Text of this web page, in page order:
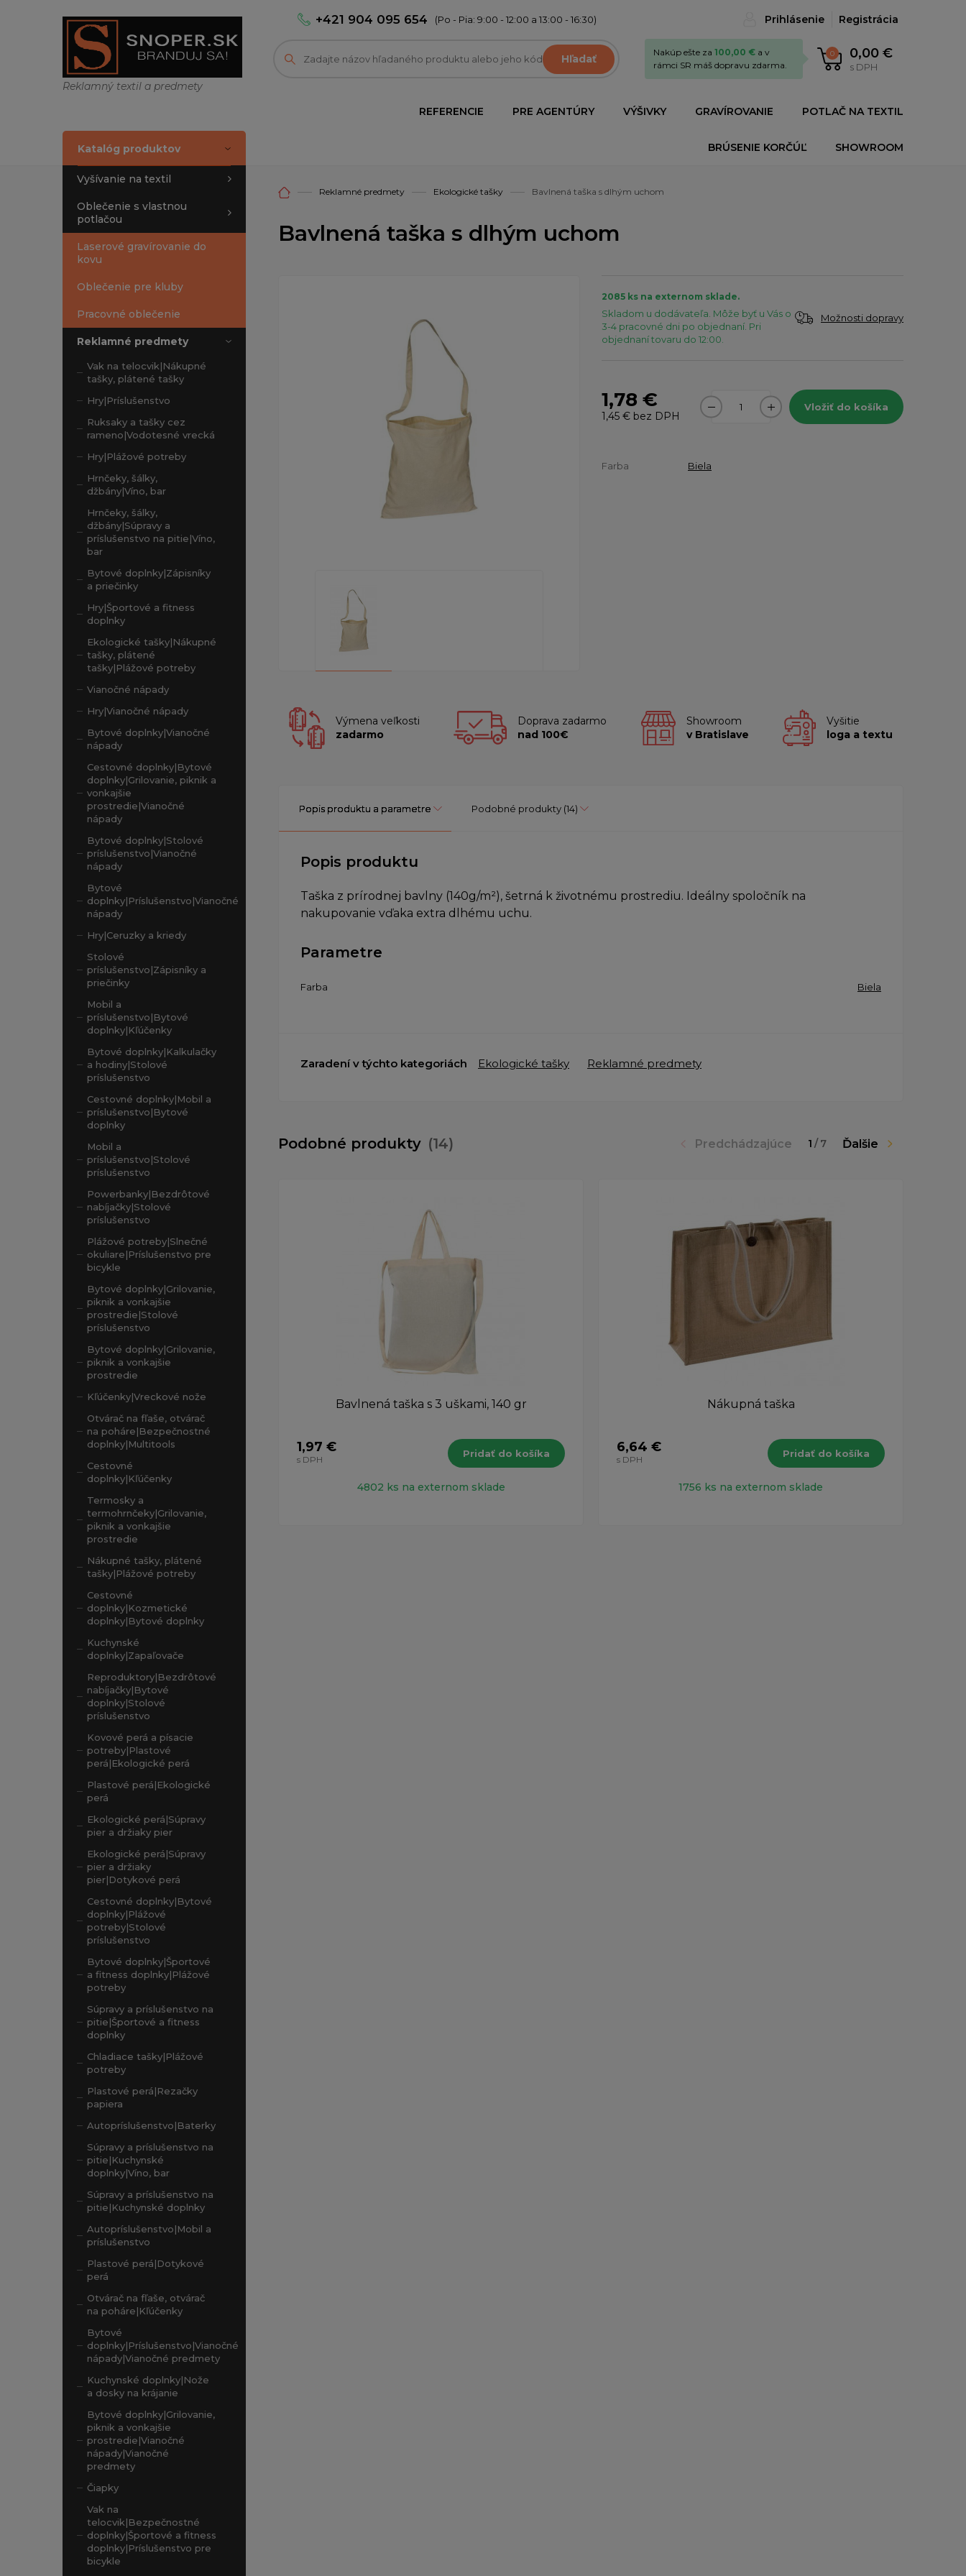
Reklamný textil a predmety
+421 904 095 654 (Po - Pia: 9:00 - 12:00 a 13:00 - 16:30) Prihlásenie Registrácia
Hľadať 0 0,00 €
s DPH
Nakúp ešte za 100,00 € a v
rámci SR máš dopravu zdarma.
REFERENCIE PRE AGENTÚRY VÝŠIVKY GRAVÍROVANIE POTLAČ NA TEXTIL
BRÚSENIE KORČÚĽ SHOWROOM
Katalóg produktov
Vyšívanie na textil
Oblečenie s vlastnou
potlačou
Laserové gravírovanie do
kovu
Oblečenie pre kluby
Pracovné oblečenie
Reklamné predmety
Vak na telocvik|Nákupné
tašky, plátené tašky
Hry|Príslušenstvo
Ruksaky a tašky cez
rameno|Vodotesné vrecká
Hry|Plážové potreby
Hrnčeky, šálky,
džbány|Víno, bar
Hrnčeky, šálky,
džbány|Súpravy a
príslušenstvo na pitie|Víno,
bar
Bytové doplnky|Zápisníky
a priečinky
Hry|Športové a fitness
doplnky
Ekologické tašky|Nákupné
tašky, plátené
tašky|Plážové potreby
Vianočné nápady
Hry|Vianočné nápady
Bytové doplnky|Vianočné
nápady
Cestovné doplnky|Bytové
doplnky|Grilovanie, piknik a
vonkajšie
prostredie|Vianočné
nápady
Bytové doplnky|Stolové
príslušenstvo|Vianočné
nápady
Bytové
doplnky|Príslušenstvo|Vianočné
nápady
Hry|Ceruzky a kriedy
Stolové
príslušenstvo|Zápisníky a
priečinky
Mobil a
príslušenstvo|Bytové
doplnky|Kľúčenky
Bytové doplnky|Kalkulačky
a hodiny|Stolové
príslušenstvo
Cestovné doplnky|Mobil a
príslušenstvo|Bytové
doplnky
Mobil a
príslušenstvo|Stolové
príslušenstvo
Powerbanky|Bezdrôtové
nabíjačky|Stolové
príslušenstvo
Plážové potreby|Slnečné
okuliare|Príslušenstvo pre
bicykle
Bytové doplnky|Grilovanie,
piknik a vonkajšie
prostredie|Stolové
príslušenstvo
Bytové doplnky|Grilovanie,
piknik a vonkajšie
prostredie
Kľúčenky|Vreckové nože
Otvárač na fľaše, otvárač
na poháre|Bezpečnostné
doplnky|Multitools
Cestovné
doplnky|Kľúčenky
Termosky a
termohrnčeky|Grilovanie,
piknik a vonkajšie
prostredie
Nákupné tašky, plátené
tašky|Plážové potreby
Cestovné
doplnky|Kozmetické
doplnky|Bytové doplnky
Kuchynské
doplnky|Zapaľovače
Reproduktory|Bezdrôtové
nabíjačky|Bytové
doplnky|Stolové
príslušenstvo
Kovové perá a písacie
potreby|Plastové
perá|Ekologické perá
Plastové perá|Ekologické
perá
Ekologické perá|Súpravy
pier a držiaky pier
Ekologické perá|Súpravy
pier a držiaky
pier|Dotykové perá
Cestovné doplnky|Bytové
doplnky|Plážové
potreby|Stolové
príslušenstvo
Bytové doplnky|Športové
a fitness doplnky|Plážové
potreby
Súpravy a príslušenstvo na
pitie|Športové a fitness
doplnky
Chladiace tašky|Plážové
potreby
Plastové perá|Rezačky
papiera
Autopríslušenstvo|Baterky
Súpravy a príslušenstvo na
pitie|Kuchynské
doplnky|Víno, bar
Súpravy a príslušenstvo na
pitie|Kuchynské doplnky
Autopríslušenstvo|Mobil a
príslušenstvo
Plastové perá|Dotykové
perá
Otvárač na fľaše, otvárač
na poháre|Kľúčenky
Bytové
doplnky|Príslušenstvo|Vianočné
nápady|Vianočné predmety
Kuchynské doplnky|Nože
a dosky na krájanie
Bytové doplnky|Grilovanie,
piknik a vonkajšie
prostredie|Vianočné
nápady|Vianočné
predmety
Čiapky
Vak na
telocvik|Bezpečnostné
doplnky|Športové a fitness
doplnky|Príslušenstvo pre
bicykle
Reklamné predmety Ekologické tašky Bavlnená taška s dlhým uchom
Bavlnená taška s dlhým uchom
2085 ks na externom sklade.
Skladom u dodávateľa. Môže byť u Vás o
3-4 pracovné dni po objednaní. Pri
objednaní tovaru do 12:00.
Možnosti dopravy
1,78 €
1,45 € bez DPH
Vložiť do košíka
Farba Biela
Výmena veľkosti
zadarmo
Doprava zadarmo
nad 100€
Showroom
v Bratislave
Vyšitie
loga a textu
Popis produktu a parametre Podobné produkty (14)
Popis produktu
Taška z prírodnej bavlny (140g/m²), šetrná k životnému prostrediu. Ideálny spoločník na
nakupovanie vďaka extra dlhému uchu.
Parametre
Farba Biela
Zaradení v týchto kategoriách Ekologické tašky Reklamné predmety
Podobné produkty (14) Predchádzajúce 1 / 7 Ďalšie
Bavlnená taška s 3 uškami, 140 gr
1,97 €
s DPH
Pridať do košíka
4802 ks na externom sklade
Nákupná taška
6,64 €
s DPH
Pridať do košíka
1756 ks na externom sklade